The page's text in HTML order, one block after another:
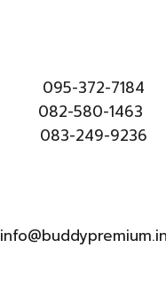
095-372-7184
082-580-1463
083-249-9236